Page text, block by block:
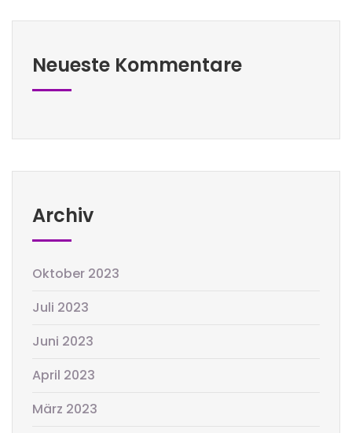
Neueste Kommentare
Archiv
Oktober 2023
Juli 2023
Juni 2023
April 2023
März 2023